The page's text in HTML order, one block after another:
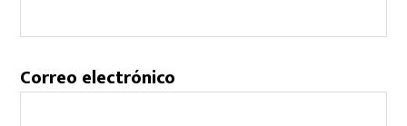
Correo electrónico